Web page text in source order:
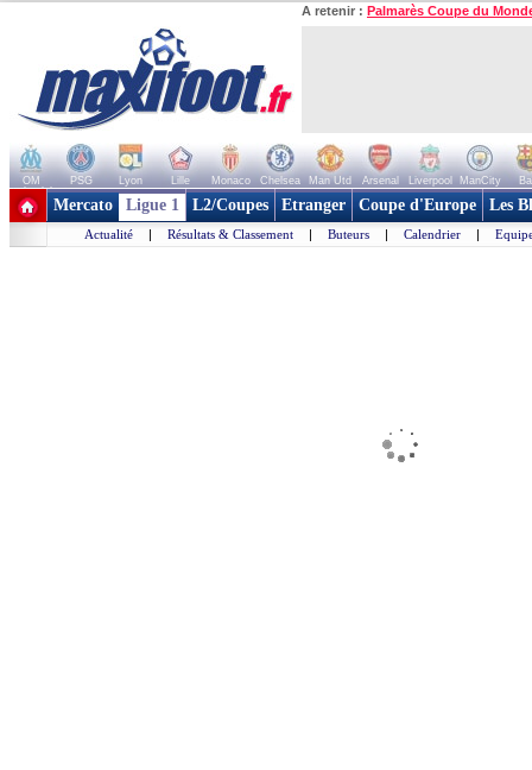
A retenir : Palmarès Coupe du
OM PSG Lyon Lille Monaco Chelsea Man Utd Arsenal Liverpool ManCity
+ de clubs
Mercato Ligue 1 L2/Coupes Etranger Coupe d'Europe Les
Actualité | Résultats & Classement | Buteurs | Calendrier |